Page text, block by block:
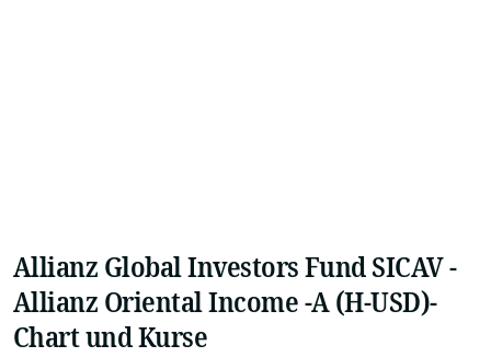
Allianz Global Investors Fund SICAV -
Allianz Oriental Income -A (H-USD)-
Chart und Kurse